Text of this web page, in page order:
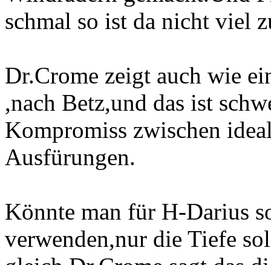
schmal so ist da nicht viel
Dr.Crome zeigt auch wie
,nach Betz,und das ist
Kompromiss zwischen
Ausfürungen.
Könnte man für H-Darius
verwenden,nur die Tiefe